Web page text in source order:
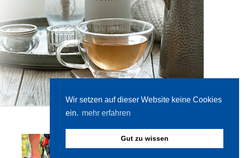
Wir setzen auf dieser Website keine Cookies
ein. mehr erfahren
Gut zu wissen